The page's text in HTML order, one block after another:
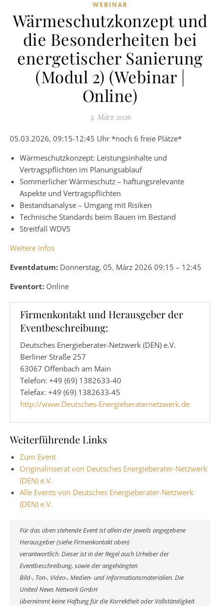
WEBINAR
Wärmeschutzkonzept und
die Besonderheiten bei
energetischer Sanierung
(Modul 2) (Webinar |
Online)
3. März 2026
05.03.2026, 09:15-12:45 Uhr *noch 6 freie Plätze*
Wärmeschutzkonzept: Leistungsinhalte und
Vertragspflichten im Planungsablauf
Sommerlicher Wärmeschutz – haftungsrelevante
Aspekte und Vertragspflichten
Bestandsanalyse – Umgang mit Risiken
Technische Standards beim Bauen im Bestand
Streitfall WDVS
Weitere Infos
Eventdatum: Donnerstag, 05. März 2026 09:15 – 12:45
Eventort: Online
Firmenkontakt und Herausgeber der
Eventbeschreibung:
Deutsches Energieberater-Netzwerk (DEN) e.V.
Berliner Straße 257
63067 Offenbach am Main
Telefon: +49 (69) 1382633-40
Telefax: +49 (69) 1382633-45
http://www.Deutsches-Energieberaternetzwerk.de
Weiterführende Links
Zum Event
Originalinserat von Deutsches Energieberater-Netzwerk
(DEN) e.V.
Alle Events von Deutsches Energieberater-Netzwerk
(DEN) e.V.
Für das oben stehende Event ist allein der jeweils angegebene
Herausgeber (siehe Firmenkontakt oben)
verantwortlich. Dieser ist in der Regel auch Urheber der
Eventbeschreibung, sowie der angehängten
Bild-, Ton-, Video-, Medien- und Informationsmaterialien. Die
United News Network GmbH
übernimmt keine Haftung für die Korrektheit oder Vollständigkeit